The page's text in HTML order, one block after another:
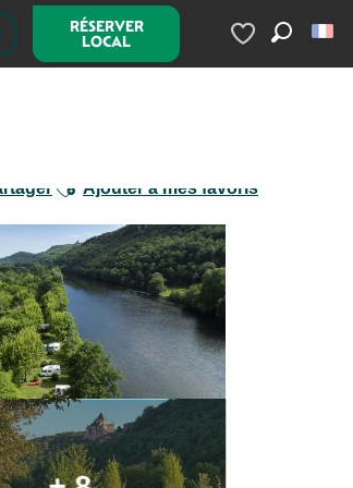
RÉSERVER
LOCAL
Voir les favoris
Ajouter à mes favoris